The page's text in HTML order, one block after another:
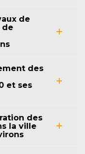
de
de
des
et ses
des
la ville